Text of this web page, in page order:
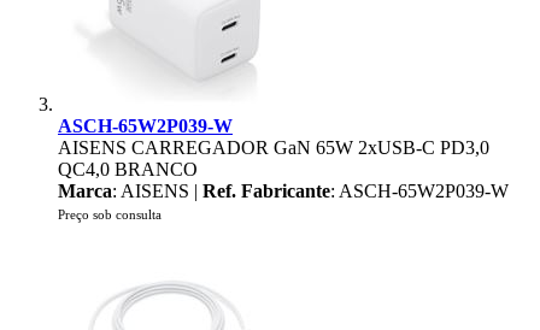
ASCH-65W2P039-W
AISENS CARREGADOR GaN 65W 2xUSB-C PD3,0
QC4,0 BRANCO
Marca: AISENS | Ref. Fabricante: ASCH-65W2P039-W
Preço sob consulta